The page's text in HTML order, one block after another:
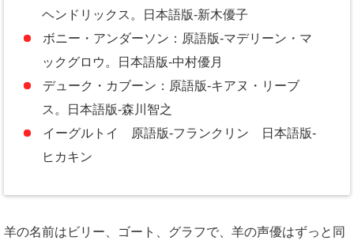
ヘンドリックス。日本語版-新木優子
ボニー・アンダーソン：原語版-マデリーン・マ
ックグロウ。日本語版-中村優月
デューク・カブーン：原語版-キアヌ・リーブ
ス。日本語版-森川智之
イーグルトイ 原語版-フランクリン 日本語版-
ヒカキン
羊の名前はビリー、ゴート、グラフで、羊の声優はずっと同